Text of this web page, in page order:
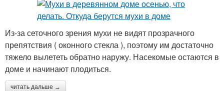
Из-за сеточного зрения мухи не видят прозрачного
препятствия ( оконного стекла ), поэтому им достаточно
тяжело вылететь обратно наружу. Насекомые остаются в
доме и начинают плодиться.
читать дальше →